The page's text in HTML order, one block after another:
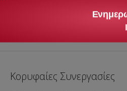
Έντυπα με αντικείμενο τη
Κορυφαίες Συνεργασίες